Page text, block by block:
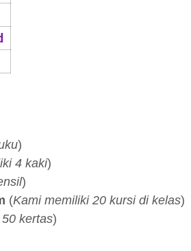
)
4 kaki)
)
(Kami memiliki 20 kursi di kelas)
kertas)